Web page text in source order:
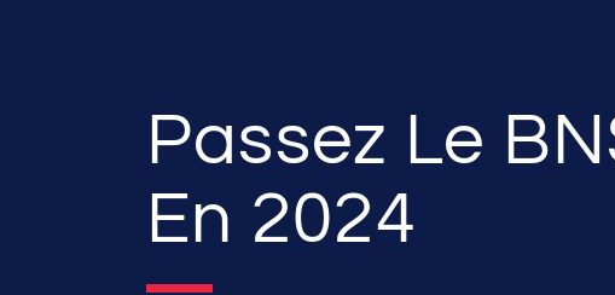
Passez Le
En 2024